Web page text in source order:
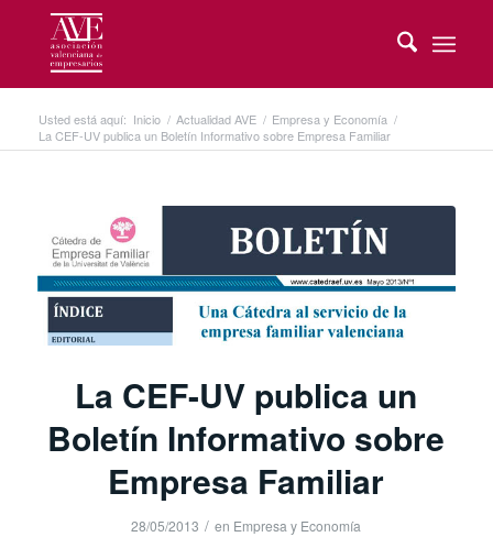
Usted está aquí: Inicio / Actualidad AVE / Empresa y Economía /
La CEF-UV publica un Boletín Informativo sobre Empresa Familiar
La CEF-UV publica un
Boletín Informativo sobre
Empresa Familiar
28/05/2013 / en Empresa y Economía